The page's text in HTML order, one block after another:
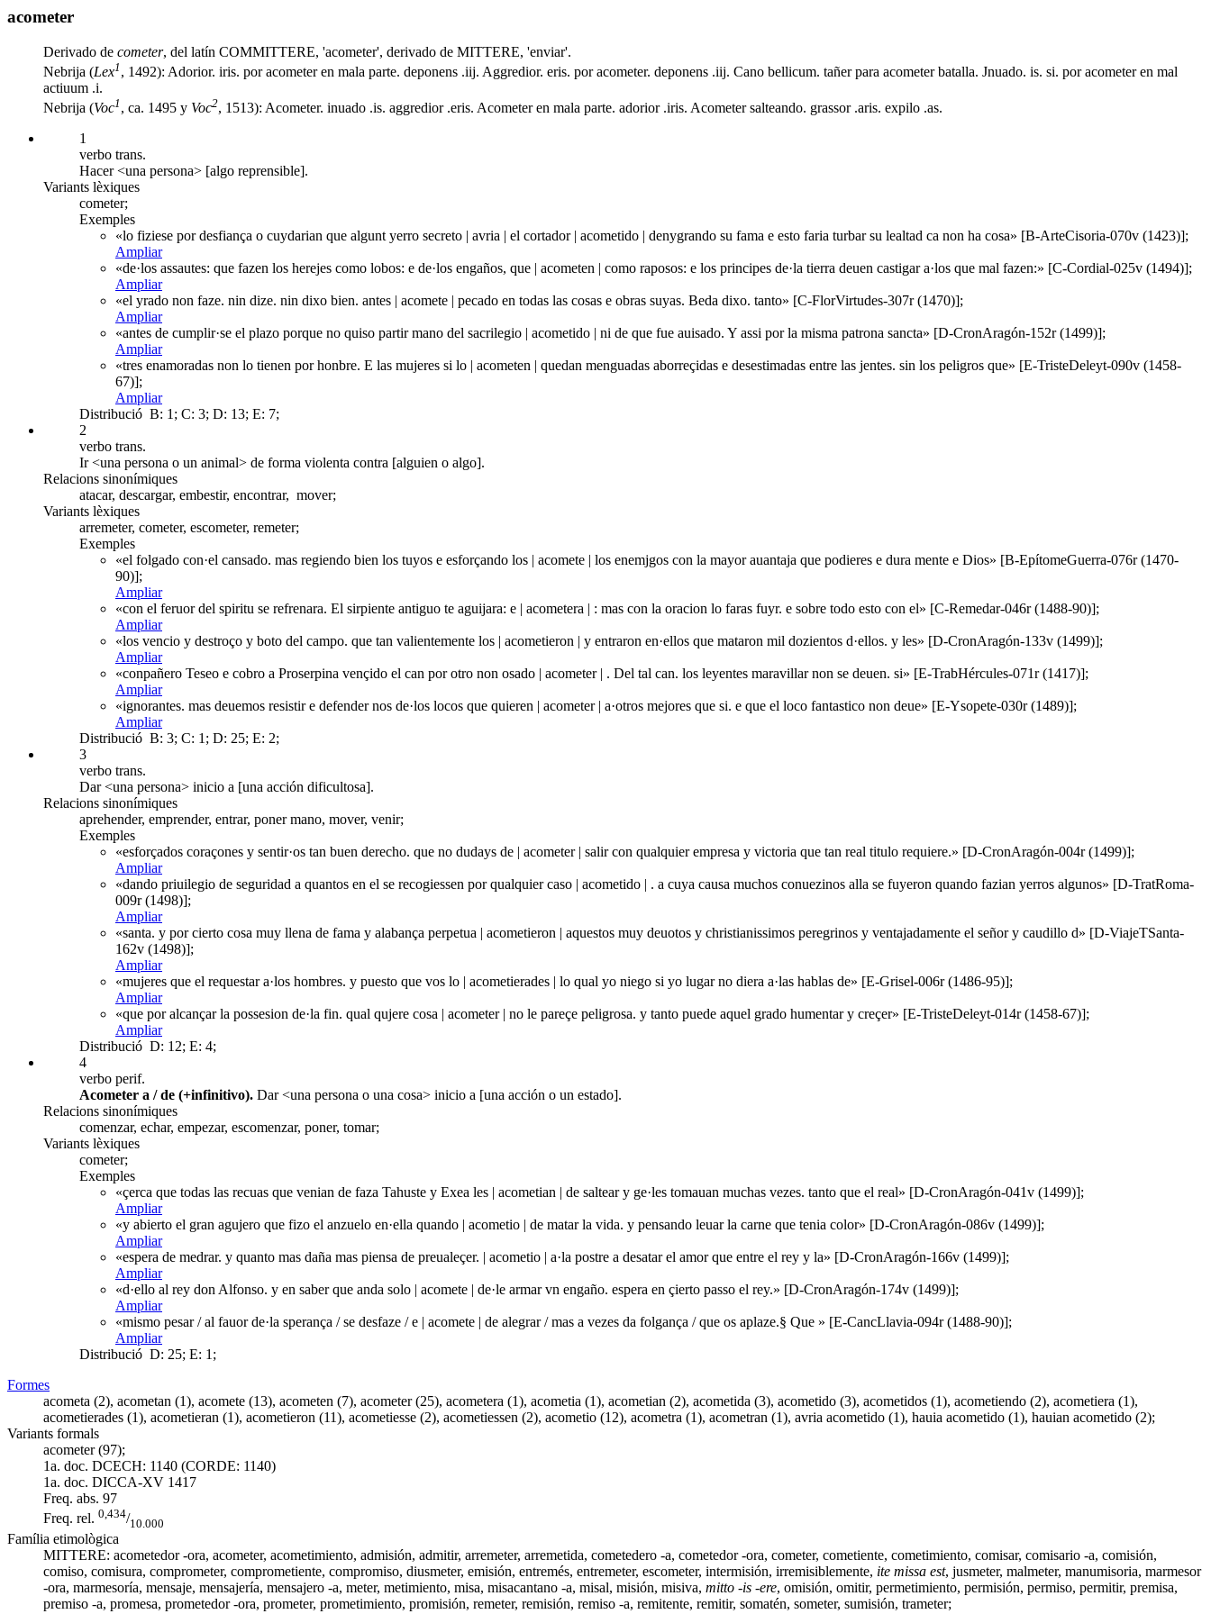
acometer
Derivado de cometer, del latín COMMITTERE, 'acometer', derivado de MITTERE, 'enviar'.
Nebrija (Lex1 , 1492): Adorior. iris. por acometer en mala parte. deponens .iij. Aggredior. eris. por acometer. deponens .iij. Cano bellicum. tañer para acometer batalla. Jnuado. is. si. por acometer en mal
actiuum .i.
Nebrija (Voc1 , ca. 1495 y Voc2, 1513): Acometer. inuado .is. aggredior .eris. Acometer en mala parte. adorior .iris. Acometer salteando. grassor .aris. expilo .as.
1
verbo trans.
Hacer <una persona> [algo reprensible].
Variants lèxiques
cometer;
Exemples
«lo fiziese por desfiança o cuydarian que algunt yerro secreto | avria | el cortador | acometido | denygrando su fama e esto faria turbar su lealtad ca non ha cosa» [B-ArteCisoria-070v (1423)];
Ampliar
«de·los assautes: que fazen los herejes como lobos: e de·los engaños, que | acometen | como raposos: e los principes de·la tierra deuen castigar a·los que mal fazen:» [C-Cordial-025v (1494)];
Ampliar
«el yrado non faze. nin dize. nin dixo bien. antes | acomete | pecado en todas las cosas e obras suyas. Beda dixo. tanto» [C-FlorVirtudes-307r (1470)];
Ampliar
«antes de cumplir·se el plazo porque no quiso partir mano del sacrilegio | acometido | ni de que fue auisado. Y assi por la misma patrona sancta» [D-CronAragón-152r (1499)];
Ampliar
«tres enamoradas non lo tienen por honbre. E las mujeres si lo | acometen | quedan menguadas aborreçidas e desestimadas entre las jentes. sin los peligros que» [E-TristeDeleyt-090v (1458-
67)];
Ampliar
Distribució B: 1; C: 3; D: 13; E: 7;
2
verbo trans.
Ir <una persona o un animal> de forma violenta contra [alguien o algo].
Relacions sinonímiques
atacar, descargar, embestir, encontrar, mover;
Variants lèxiques
arremeter, cometer, escometer, remeter;
Exemples
«el folgado con·el cansado. mas regiendo bien los tuyos e esforçando los | acomete | los enemjgos con la mayor auantaja que podieres e dura mente e Dios» [B-EpítomeGuerra-076r (1470-
90)];
Ampliar
«con el feruor del spiritu se refrenara. El sirpiente antiguo te aguijara: e | acometera | : mas con la oracion lo faras fuyr. e sobre todo esto con el» [C-Remedar-046r (1488-90)];
Ampliar
«los vencio y destroço y boto del campo. que tan valientemente los | acometieron | y entraron en·ellos que mataron mil dozientos d·ellos. y les» [D-CronAragón-133v (1499)];
Ampliar
«conpañero Teseo e cobro a Proserpina vençido el can por otro non osado | acometer | . Del tal can. los leyentes maravillar non se deuen. si» [E-TrabHércules-071r (1417)];
Ampliar
«ignorantes. mas deuemos resistir e defender nos de·los locos que quieren | acometer | a·otros mejores que si. e que el loco fantastico non deue» [E-Ysopete-030r (1489)];
Ampliar
Distribució B: 3; C: 1; D: 25; E: 2;
3
verbo trans.
Dar <una persona> inicio a [una acción dificultosa].
Relacions sinonímiques
aprehender, emprender, entrar, poner mano, mover, venir;
Exemples
«esforçados coraçones y sentir·os tan buen derecho. que no dudays de | acometer | salir con qualquier empresa y victoria que tan real titulo requiere.» [D-CronAragón-004r (1499)];
Ampliar
«dando priuilegio de seguridad a quantos en el se recogiessen por qualquier caso | acometido | . a cuya causa muchos conuezinos alla se fuyeron quando fazian yerros algunos» [D-TratRoma-
009r (1498)];
Ampliar
«santa. y por cierto cosa muy llena de fama y alabança perpetua | acometieron | aquestos muy deuotos y christianissimos peregrinos y ventajadamente el señor y caudillo d» [D-ViajeTSanta-
162v (1498)];
Ampliar
«mujeres que el requestar a·los hombres. y puesto que vos lo | acometierades | lo qual yo niego si yo lugar no diera a·las hablas de» [E-Grisel-006r (1486-95)];
Ampliar
«que por alcançar la possesion de·la fin. qual qujere cosa | acometer | no le pareçe peligrosa. y tanto puede aquel grado humentar y creçer» [E-TristeDeleyt-014r (1458-67)];
Ampliar
Distribució D: 12; E: 4;
4
verbo perif.
Acometer a / de (+infinitivo). Dar <una persona o una cosa> inicio a [una acción o un estado].
Relacions sinonímiques
comenzar, echar, empezar, escomenzar, poner, tomar;
Variants lèxiques
cometer;
Exemples
«çerca que todas las recuas que venian de faza Tahuste y Exea les | acometian | de saltear y ge·les tomauan muchas vezes. tanto que el real» [D-CronAragón-041v (1499)];
Ampliar
«y abierto el gran agujero que fizo el anzuelo en·ella quando | acometio | de matar la vida. y pensando leuar la carne que tenia color» [D-CronAragón-086v (1499)];
Ampliar
«espera de medrar. y quanto mas daña mas piensa de preualeçer. | acometio | a·la postre a desatar el amor que entre el rey y la» [D-CronAragón-166v (1499)];
Ampliar
«d·ello al rey don Alfonso. y en saber que anda solo | acomete | de·le armar vn engaño. espera en çierto passo el rey.» [D-CronAragón-174v (1499)];
Ampliar
«mismo pesar / al fauor de·la sperança / se desfaze / e | acomete | de alegrar / mas a vezes da folgança / que os aplaze.§ Que » [E-CancLlavia-094r (1488-90)];
Ampliar
Distribució D: 25; E: 1;
Formes
acometa (2), acometan (1), acomete (13), acometen (7), acometer (25), acometera (1), acometia (1), acometian (2), acometida (3), acometido (3), acometidos (1), acometiendo (2), acometiera (1),
acometierades (1), acometieran (1), acometieron (11), acometiesse (2), acometiessen (2), acometio (12), acometra (1), acometran (1), avria acometido (1), hauia acometido (1), hauian acometido (2);
Variants formals
acometer (97);
1a. doc. DCECH: 1140 (CORDE: 1140)
1a. doc. DICCA-XV 1417
Freq. abs. 97
Freq. rel. 0,434/10.000
Família etimològica
MITTERE: acometedor -ora, acometer, acometimiento, admisión, admitir, arremeter, arremetida, cometedero -a, cometedor -ora, cometer, cometiente, cometimiento, comisar, comisario -a, comisión,
comiso, comisura, comprometer, comprometiente, compromiso, diusmeter, emisión, entremés, entremeter, escometer, intermisión, irremisiblemente, ite missa est, jusmeter, malmeter, manumisoria, marmesor
-ora, marmesoría, mensaje, mensajería, mensajero -a, meter, metimiento, misa, misacantano -a, misal, misión, misiva, mitto -is -ere, omisión, omitir, permetimiento, permisión, permiso, permitir, premisa,
premiso -a, promesa, prometedor -ora, prometer, prometimiento, promisión, remeter, remisión, remiso -a, remitente, remitir, somatén, someter, sumisión, trameter;